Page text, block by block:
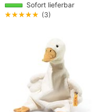
Sofort lieferbar
★★★★★ (3)